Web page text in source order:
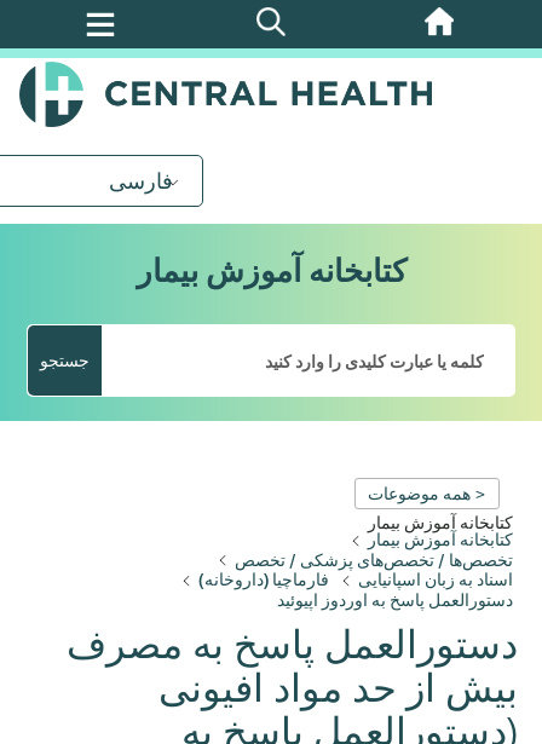
پرش
فارسی
کتابخانه آموزش بیمار
جستجو
< همه موضوعات
کتابخانه آموزش بیمار
کتابخانه آموزش بیمار
تخصص‌ها / تخصص‌های پزشکی / تخصص
اسناد به زبان اسپانیایی
فارماچیا (داروخانه)
دستورالعمل پاسخ به اوردوز اپیوئید
دستورالعمل پاسخ به مصرف
بیش از حد مواد افیونی
(دستورالعمل پاسخ به